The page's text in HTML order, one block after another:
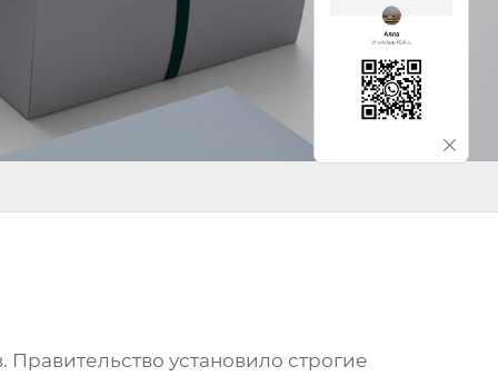
Правительство установило строгие